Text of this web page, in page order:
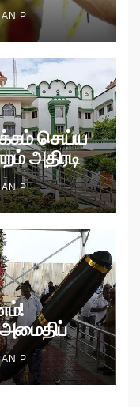
P
செய்ய
அதிரடி
P
P